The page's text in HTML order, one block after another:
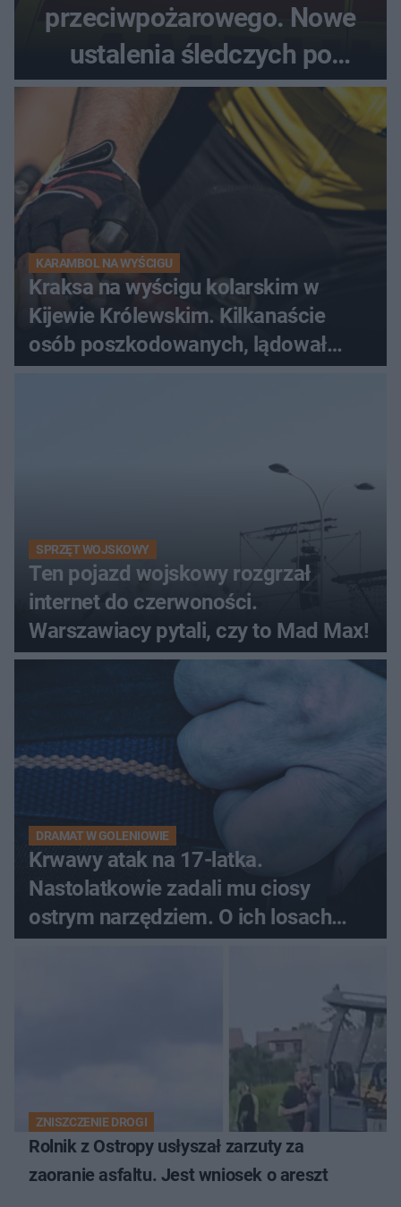
przeciwpożarowego. Nowe
ustalenia śledczych po
dramatycznej akcji
KARAMBOL NA WYŚCIGU
Kraksa na wyścigu kolarskim w
Kijewie Królewskim. Kilkanaście
osób poszkodowanych, lądował
śmigłowiec LPR
SPRZĘT WOJSKOWY
Ten pojazd wojskowy rozgrzał
internet do czerwoności.
Warszawiacy pytali, czy to Mad Max!
DRAMAT W GOLENIOWIE
Krwawy atak na 17-latka.
Nastolatkowie zadali mu ciosy
ostrym narzędziem. O ich losach
zdecyduje sąd rodzinny
ZNISZCZENIE DROGI
Rolnik z Ostropy usłyszał zarzuty za
zaoranie asfaltu. Jest wniosek o areszt